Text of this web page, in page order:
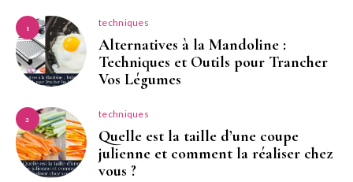
1 techniques
Alternatives à la Mandoline :
Techniques et Outils pour Trancher
Vos Légumes
2 techniques
Quelle est la taille d’une coupe
julienne et comment la réaliser chez
vous ?